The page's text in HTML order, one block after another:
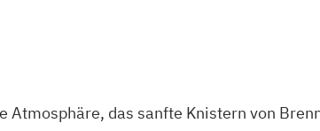
das sanfte Knistern von